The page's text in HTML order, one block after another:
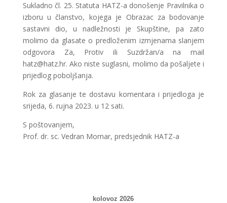
Sukladno čl. 25. Statuta HATZ-a donošenje Pravilnika o
izboru u članstvo, kojega je Obrazac za bodovanje
sastavni dio, u nadležnosti je Skupštine, pa zato
molimo da glasate o predloženim izmjenama slanjem
odgovora Za, Protiv ili Suzdržan/a na mail
hatz@hatz.hr. Ako niste suglasni, molimo da pošaljete i
prijedlog poboljšanja.
Rok za glasanje te dostavu komentara i prijedloga je
srijeda, 6. rujna 2023. u 12 sati.
S poštovanjem,
Prof. dr. sc. Vedran Mornar, predsjednik HATZ-a
kolovoz 2026